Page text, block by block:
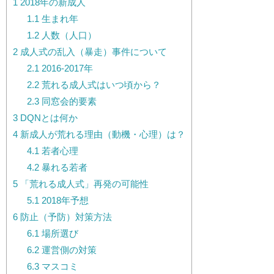
1 2018年の新成人
1.1 生まれ年
1.2人数（人口）
2 成人式の乱入（暴走）事件について
2.1 2016-2017年
2.2荒れる成人式はいつ頃から？
2.3同窓会的要素
3 DQNとは何か
4 新成人が荒れる理由（動機・心理）は？
4.1 若者心理
4.2暴れる若者
5 「荒れる成人式」再発の可能性
5.1 2018年予想
6 防止（予防）対策方法
6.1 場所選び
6.2運営側の対策
6.3マスコミ